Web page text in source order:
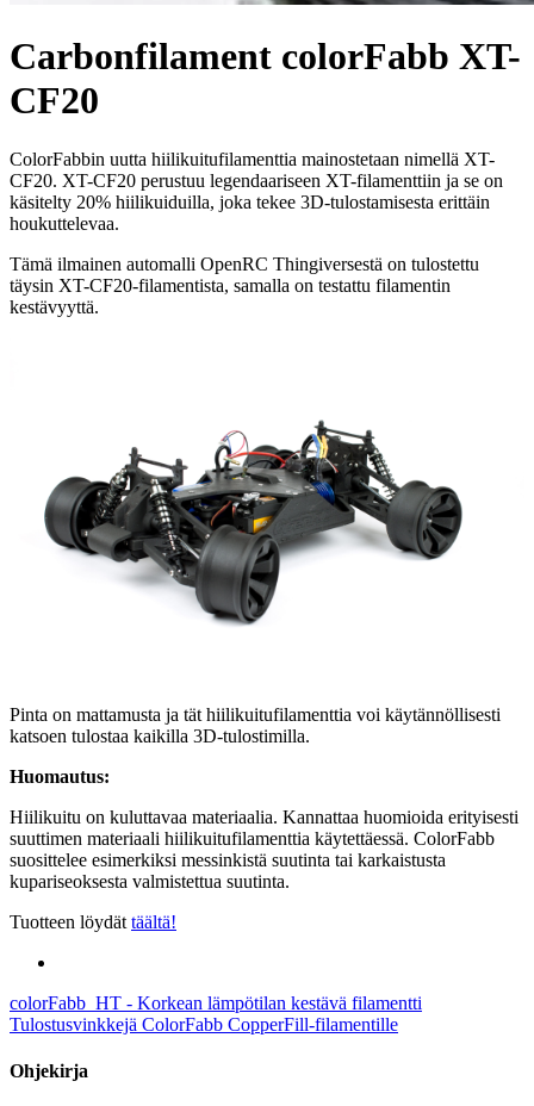
Carbonfilament colorFabb XT-
CF20
ColorFabbin uutta hiilikuitufilamenttia mainostetaan nimellä XT-
CF20. XT-CF20 perustuu legendaariseen XT-filamenttiin ja se on
käsitelty 20% hiilikuiduilla, joka tekee 3D-tulostamisesta erittäin
houkuttelevaa.
Tämä ilmainen automalli OpenRC Thingiversestä on tulostettu
täysin XT-CF20-filamentista, samalla on testattu filamentin
kestävyyttä.
Pinta on mattamusta ja tät hiilikuitufilamenttia voi käytännöllisesti
katsoen tulostaa kaikilla 3D-tulostimilla.
Huomautus:
Hiilikuitu on kuluttavaa materiaalia. Kannattaa huomioida erityisesti
suuttimen materiaali hiilikuitufilamenttia käytettäessä. ColorFabb
suosittelee esimerkiksi messinkistä suutinta tai karkaistusta
kupariseoksesta valmistettua suutinta.
Tuotteen löydät täältä!
colorFabb_HT - Korkean lämpötilan kestävä filamentti
Tulostusvinkkejä ColorFabb CopperFill-filamentille
Ohjekirja